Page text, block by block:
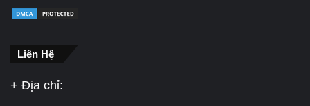
Liên Hệ
+ Địa chỉ: